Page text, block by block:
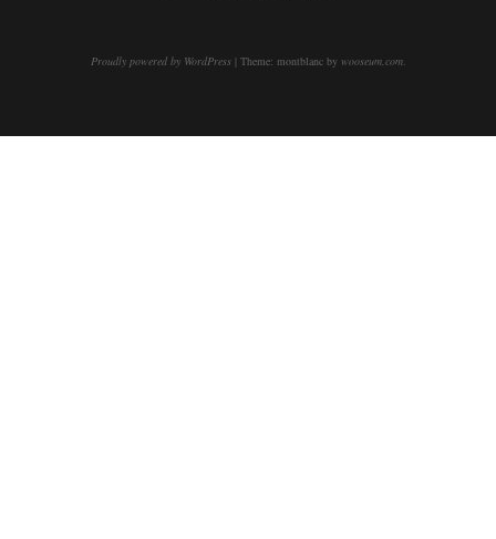
Proudly powered by WordPress | Theme: montblanc by wooseum.com.